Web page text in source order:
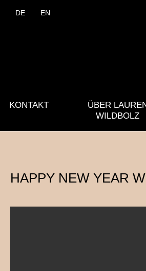
DE EN
KONTAKT
ÜBER
WILDBOLZ
HAPPY NEW YEAR